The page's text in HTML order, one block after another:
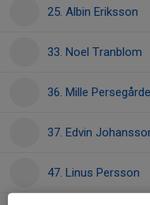
25. Albin Eriksson
33. Noel Tranblom
36. Mille
37. Edvin
47. Linus Persson